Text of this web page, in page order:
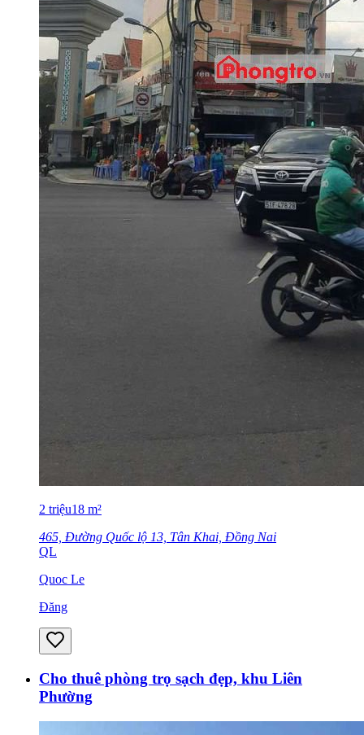
2 triệu18 m²
465, Đường Quốc lộ 13, Tân Khai, Đồng Nai
QL
Quoc Le
Đăng
Cho thuê phòng trọ sạch đẹp, khu Liên
Phường